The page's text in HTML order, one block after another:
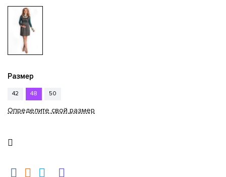
Размер
42 48 50
Определите свой размер